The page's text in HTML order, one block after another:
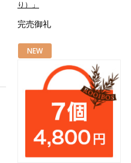
り）」
完売御礼
NEW